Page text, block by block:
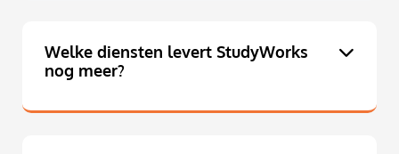
Welke diensten levert StudyWorks
nog meer?